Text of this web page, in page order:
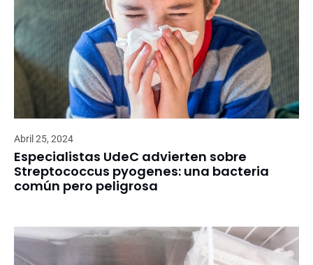
Abril 25, 2024
Especialistas UdeC advierten sobre
Streptococcus pyogenes: una bacteria
común pero peligrosa